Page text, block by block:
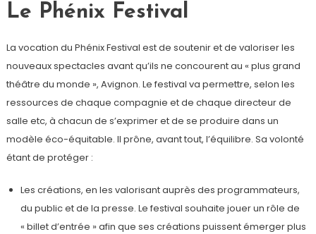
Le Phénix Festival
La vocation du Phénix Festival est de soutenir et de valoriser les
nouveaux spectacles avant qu’ils ne concourent au « plus grand
théâtre du monde », Avignon. Le festival va permettre, selon les
ressources de chaque compagnie et de chaque directeur de
salle etc, à chacun de s’exprimer et de se produire dans un
modèle éco-équitable. Il prône, avant tout, l’équilibre. Sa volonté
étant de protéger :
Les créations, en les valorisant auprès des programmateurs,
du public et de la presse. Le festival souhaite jouer un rôle de
« billet d’entrée » afin que ses créations puissent émerger plus